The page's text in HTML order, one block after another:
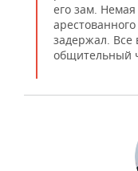
его зам. Немая
задержал.
общительный